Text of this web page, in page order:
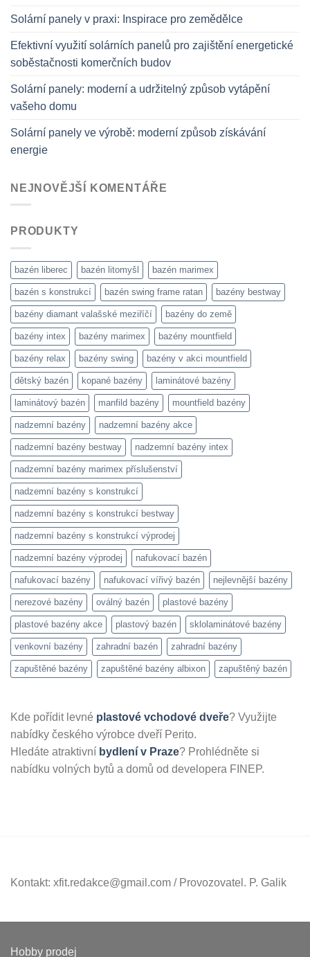
Solární panely v praxi: Inspirace pro zemědělce
Efektivní využití solárních panelů pro zajištění energetické
soběstačnosti komerčních budov
Solární panely: moderní a udržitelný způsob vytápění
vašeho domu
Solární panely ve výrobě: moderní způsob získávání
energie
NEJNOVĚJŠÍ KOMENTÁŘE
PRODUKTY
bazén liberec bazén litomyšl bazén marimex
bazén s konstrukcí bazén swing frame ratan bazény bestway
bazény diamant valašské meziříčí bazény do země
bazény intex bazény marimex bazény mountfield
bazény relax bazény swing bazény v akci mountfield
dětský bazén kopané bazény laminátové bazény
laminátový bazén manfild bazény mountfield bazény
nadzemní bazény nadzemní bazény akce
nadzemní bazény bestway nadzemní bazény intex
nadzemní bazény marimex příslušenství
nadzemní bazény s konstrukcí
nadzemní bazény s konstrukcí bestway
nadzemní bazény s konstrukcí výprodej
nadzemní bazény výprodej nafukovací bazén
nafukovací bazény nafukovací vířivý bazén nejlevnější bazény
nerezové bazény oválný bazén plastové bazény
plastové bazény akce plastový bazén sklolaminátové bazény
venkovní bazény zahradní bazén zahradní bazény
zapuštěné bazény zapuštěné bazény albixon zapuštěný bazén
Kde pořídit levné plastové vchodové dveře? Využijte
nabídky českého výrobce dveří Perito.
Hledáte atraktivní bydlení v Praze? Prohlédněte si
nabídku volných bytů a domů od developera FINEP.
Kontakt: xfit.redakce@gmail.com / Provozovatel. P. Galik
Hobby prodej